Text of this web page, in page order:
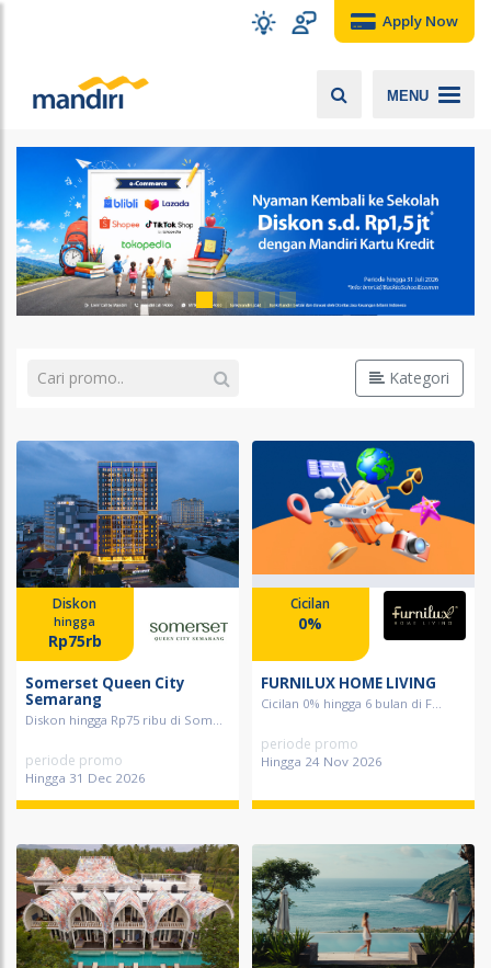
Apply Now
MENU
Kategori
Diskon
hingga
Rp75rb
Somerset Queen City
Semarang
Diskon hingga Rp75 ribu di Som...
periode promo
Hingga 31 Dec 2026
Cicilan
0%
FURNILUX HOME LIVING
Cicilan 0% hingga 6 bulan di F...
periode promo
Hingga 24 Nov 2026